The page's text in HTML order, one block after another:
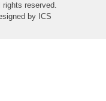
reserved.
by ICS